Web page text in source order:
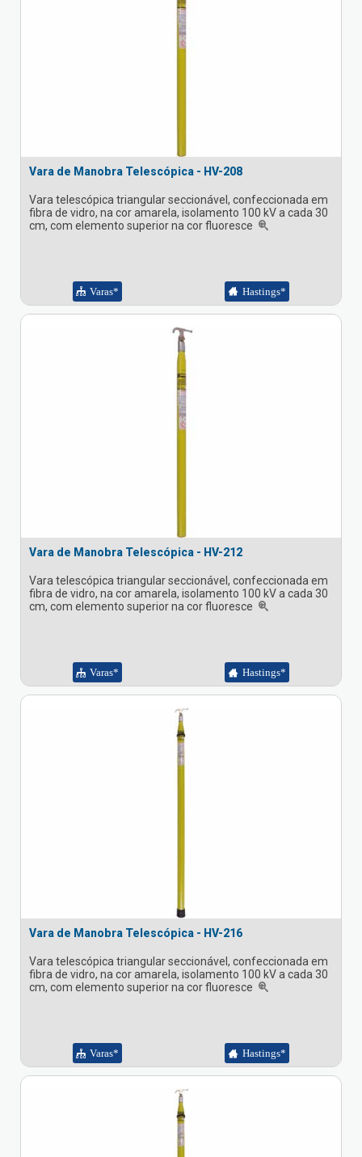
Vara de Manobra Telescópica - HV-208
Vara telescópica triangular seccionável, confeccionada em
fibra de vidro, na cor amarela, isolamento 100 kV a cada 30
cm, com elemento superior na cor fluoresce
Varas* Hastings*
Vara de Manobra Telescópica - HV-212
Vara telescópica triangular seccionável, confeccionada em
fibra de vidro, na cor amarela, isolamento 100 kV a cada 30
cm, com elemento superior na cor fluoresce
Varas* Hastings*
Vara de Manobra Telescópica - HV-216
Vara telescópica triangular seccionável, confeccionada em
fibra de vidro, na cor amarela, isolamento 100 kV a cada 30
cm, com elemento superior na cor fluoresce
Varas* Hastings*